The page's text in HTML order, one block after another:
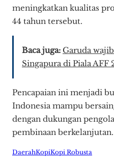
meningkatkan kualitas
44 tahun tersebut.
Baca juga: Garuda
Singapura di Piala AFF
Pencapaian ini menjadi
Indonesia mampu
dengan dukungan
pembinaan berkelanjutan.
DaerahKopiKopi Robusta